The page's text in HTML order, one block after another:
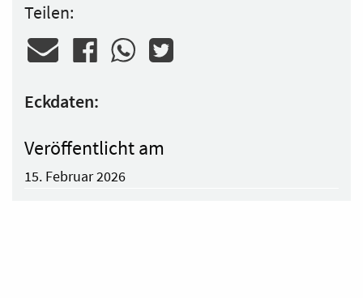
Teilen:
Eckdaten:
Veröffentlicht am
15. Februar 2026